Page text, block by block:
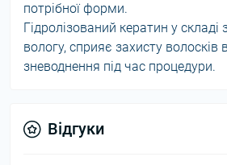
потрібної форми.
Гідролізований кератин у
вологу, сприяє захисту волосків
зневоднення під час процедури.
Відгуки